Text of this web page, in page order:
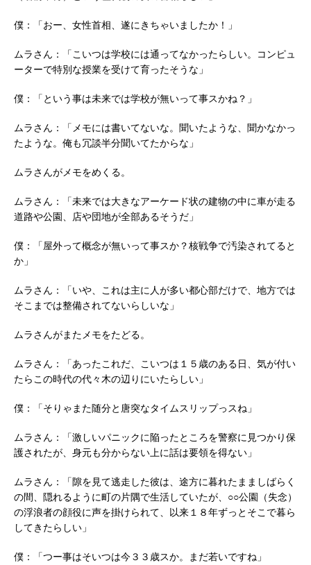
僕：「おー、女性首相、遂にきちゃいましたか！」
ムラさん：「こいつは学校には通ってなかったらしい。コンピュ
ーターで特別な授業を受けて育ったそうな」
僕：「という事は未来では学校が無いって事スかね？」
ムラさん：「メモには書いてないな。聞いたような、聞かなかっ
たような。俺も冗談半分聞いてたからな」
ムラさんがメモをめくる。
ムラさん：「未来では大きなアーケード状の建物の中に車が走る
道路や公園、店や団地が全部あるそうだ」
僕：「屋外って概念が無いって事スか？核戦争で汚染されてると
か」
ムラさん：「いや、これは主に人が多い都心部だけで、地方では
そこまでは整備されてないらしいな」
ムラさんがまたメモをたどる。
ムラさん：「あったこれだ、こいつは１５歳のある日、気が付い
たらこの時代の代々木の辺りにいたらしい」
僕：「そりゃまた随分と唐突なタイムスリップっスね」
ムラさん：「激しいパニックに陥ったところを警察に見つかり保
護されたが、身元も分からない上に話は要領を得ない」
ムラさん：「隙を見て逃走した彼は、途方に暮れたまましばらく
の間、隠れるように町の片隅で生活していたが、○○公園（失念）
の浮浪者の顔役に声を掛けられて、以来１８年ずっとそこで暮ら
してきたらしい」
僕：「つー事はそいつは今３３歳スか。まだ若いですね」